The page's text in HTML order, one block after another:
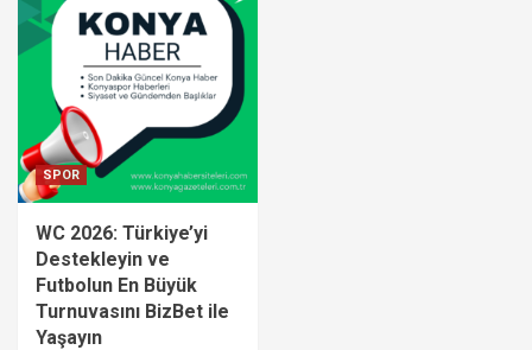
SPOR
WC 2026: Türkiye’yi
Destekleyin ve
Futbolun En Büyük
Turnuvasını BizBet ile
Yaşayın